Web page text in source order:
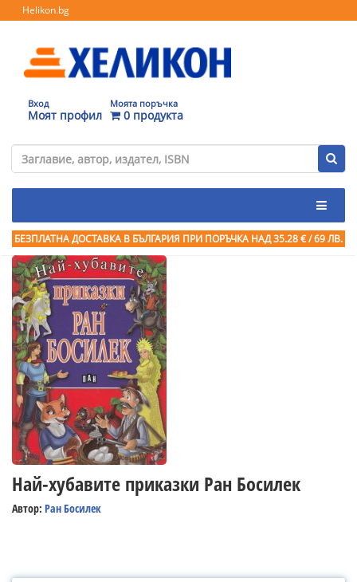
Helikon.bg
Вход
Моят профил
Моята поръчка
0 продукта
БЕЗПЛАТНА ДОСТАВКА В БЪЛГАРИЯ ПРИ ПОРЪЧКА НАД 35.28 € / 69 ЛВ.
Най-хубавите приказки Ран Босилек
Автор: Ран Босилек